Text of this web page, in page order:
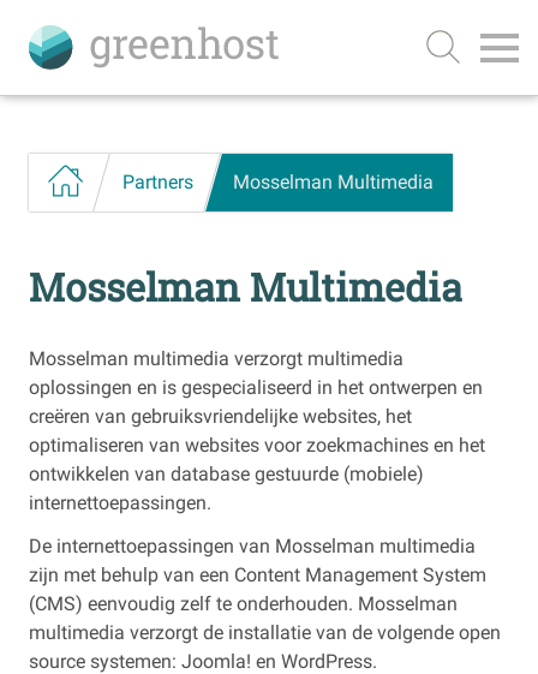
Partners Mosselman Multimedia
Mosselman Multimedia
Mosselman multimedia verzorgt multimedia
oplossingen en is gespecialiseerd in het ontwerpen en
creëren van gebruiksvriendelijke websites, het
optimaliseren van websites voor zoekmachines en het
ontwikkelen van database gestuurde (mobiele)
internettoepassingen.
De internettoepassingen van Mosselman multimedia
zijn met behulp van een Content Management System
(CMS) eenvoudig zelf te onderhouden. Mosselman
multimedia verzorgt de installatie van de volgende open
source systemen: Joomla! en WordPress.